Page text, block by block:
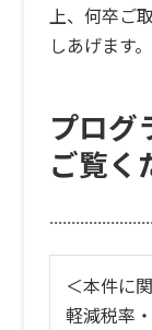
上、何卒ご
しあげます。
プログ
ご覧く
＜本件に
軽減税率